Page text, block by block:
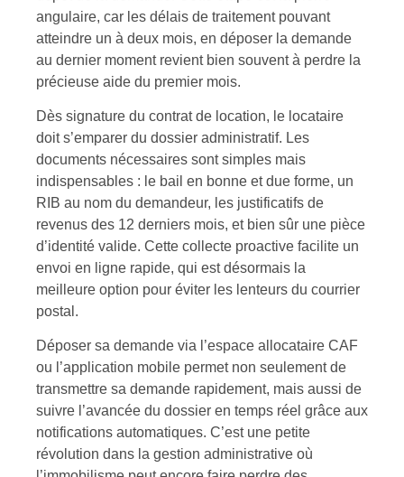
angulaire, car les délais de traitement pouvant
atteindre un à deux mois, en déposer la demande
au dernier moment revient bien souvent à perdre la
précieuse aide du premier mois.
Dès signature du contrat de location, le locataire
doit s’emparer du dossier administratif. Les
documents nécessaires sont simples mais
indispensables : le bail en bonne et due forme, un
RIB au nom du demandeur, les justificatifs de
revenus des 12 derniers mois, et bien sûr une pièce
d’identité valide. Cette collecte proactive facilite un
envoi en ligne rapide, qui est désormais la
meilleure option pour éviter les lenteurs du courrier
postal.
Déposer sa demande via l’espace allocataire CAF
ou l’application mobile permet non seulement de
transmettre sa demande rapidement, mais aussi de
suivre l’avancée du dossier en temps réel grâce aux
notifications automatiques. C’est une petite
révolution dans la gestion administrative où